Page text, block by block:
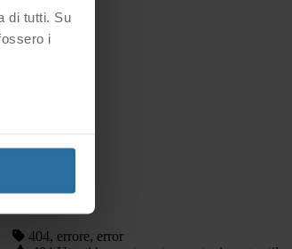
di tutti. Su
i
404, errore, error